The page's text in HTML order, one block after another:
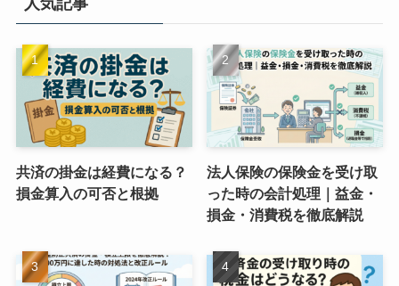
人気記事
共済の掛金は経費になる？
損金算入の可否と根拠
法人保険の保険金を受け取
った時の会計処理｜益金・
損金・消費税を徹底解説